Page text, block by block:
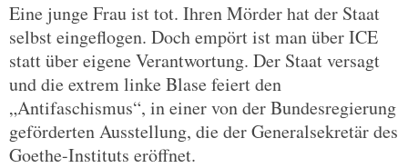
Eine junge Frau ist tot. Ihren Mörder hat der Staat
selbst eingeflogen. Doch empört ist man über ICE
statt über eigene Verantwortung. Der Staat versagt
und die extrem linke Blase feiert den
„Antifaschismus“, in einer von der Bundesregierung
geförderten Ausstellung, die der Generalsekretär des
Goethe-Instituts eröffnet.